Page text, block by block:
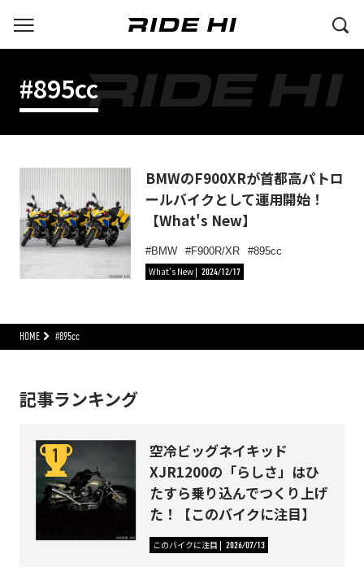
#895cc
BMWのF900XRが首都高パトロ
ールバイクとして運用開始！
【What's New】
BMW F900R/XR
895cc
What's New
2024/12/17
HOME #895cc
記事ランキング
空冷ビッグネイキッド
XJR1200の「らしさ」はひ
たすら乗り込んでつくり上げ
た！【このバイクに注目】
このバイクに注目 2026/07/13